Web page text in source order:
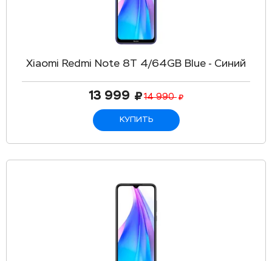
Xiaomi Redmi Note 8T 4/64GB Blue - Синий
13 999 14 990
КУПИТЬ